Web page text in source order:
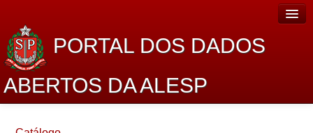
PORTAL DOS DADOS
ABERTOS DA ALESP